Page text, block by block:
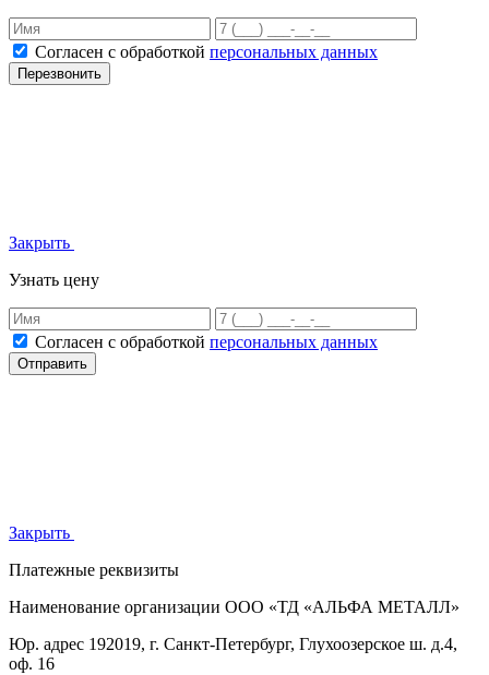
Согласен с обработкой персональных данных
Перезвонить
Закрыть
Узнать цену
Согласен с обработкой персональных данных
Отправить
Закрыть
Платежные реквизиты
Наименование организации ООО «ТД «АЛЬФА МЕТАЛЛ»
Юр. адрес 192019, г. Санкт-Петербург, Глухоозерское ш. д.4,
оф. 16